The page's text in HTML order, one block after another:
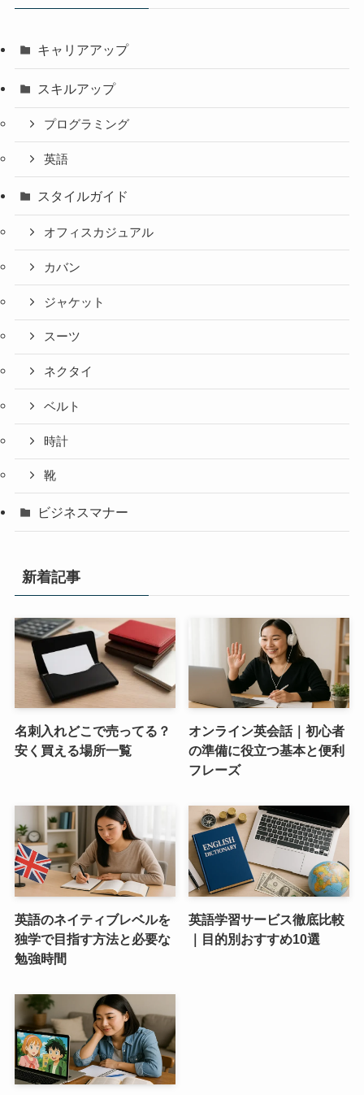
キャリアアップ
スキルアップ
プログラミング
英語
スタイルガイド
オフィスカジュアル
カバン
ジャケット
スーツ
ネクタイ
ベルト
時計
靴
ビジネスマナー
新着記事
名刺入れどこで売ってる？
安く買える場所一覧
オンライン英会話｜初心者
の準備に役立つ基本と便利
フレーズ
英語のネイティブレベルを
独学で目指す方法と必要な
勉強時間
英語学習サービス徹底比較
｜目的別おすすめ10選